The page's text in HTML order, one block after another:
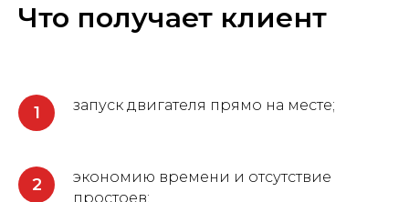
Что получает клиент
запуск двигателя прямо на месте;
экономию времени и отсутствие
простоев;